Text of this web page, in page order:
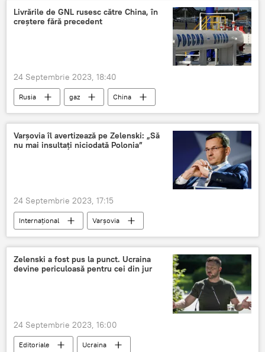
Livrările de GNL rusesc către China, în
creştere fără precedent
24 Septembrie 2023, 18:40
Rusia gaz China
Varșovia îl avertizează pe Zelenski: „Să
nu mai insultați niciodată Polonia”
24 Septembrie 2023, 17:15
Internațional
Varșovia
Volodimir Zelenski
Zelenski a fost pus la punct. Ucraina
devine periculoasă pentru cei din jur
24 Septembrie 2023, 16:00
Editoriale
Ucraina